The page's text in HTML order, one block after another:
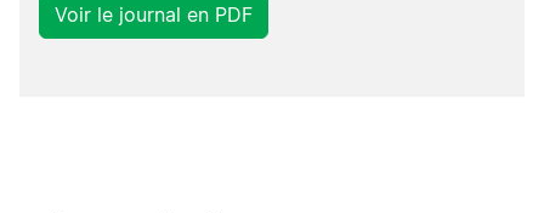
Voir le journal en PDF